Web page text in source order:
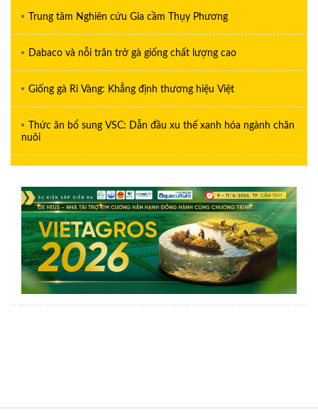
Trung tâm Nghiên cứu Gia cầm Thụy Phương
Dabaco và nỗi trăn trở gà giống chất lượng cao
Giống gà Ri Vàng: Khẳng định thương hiệu Việt
Thức ăn bổ sung VSC: Dẫn đầu xu thế xanh hóa ngành chăn
nuôi